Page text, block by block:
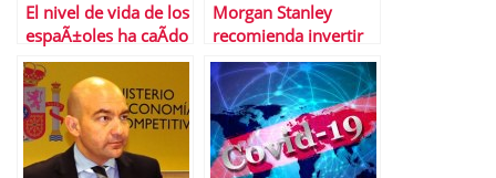
El nivel de vida de los
espaÃ±oles ha caÃ­do
mÃ¡s que en la Gran
DepresiÃ³n de EEUU
Morgan Stanley
recomienda invertir
en la deuda
espaÃ±ola